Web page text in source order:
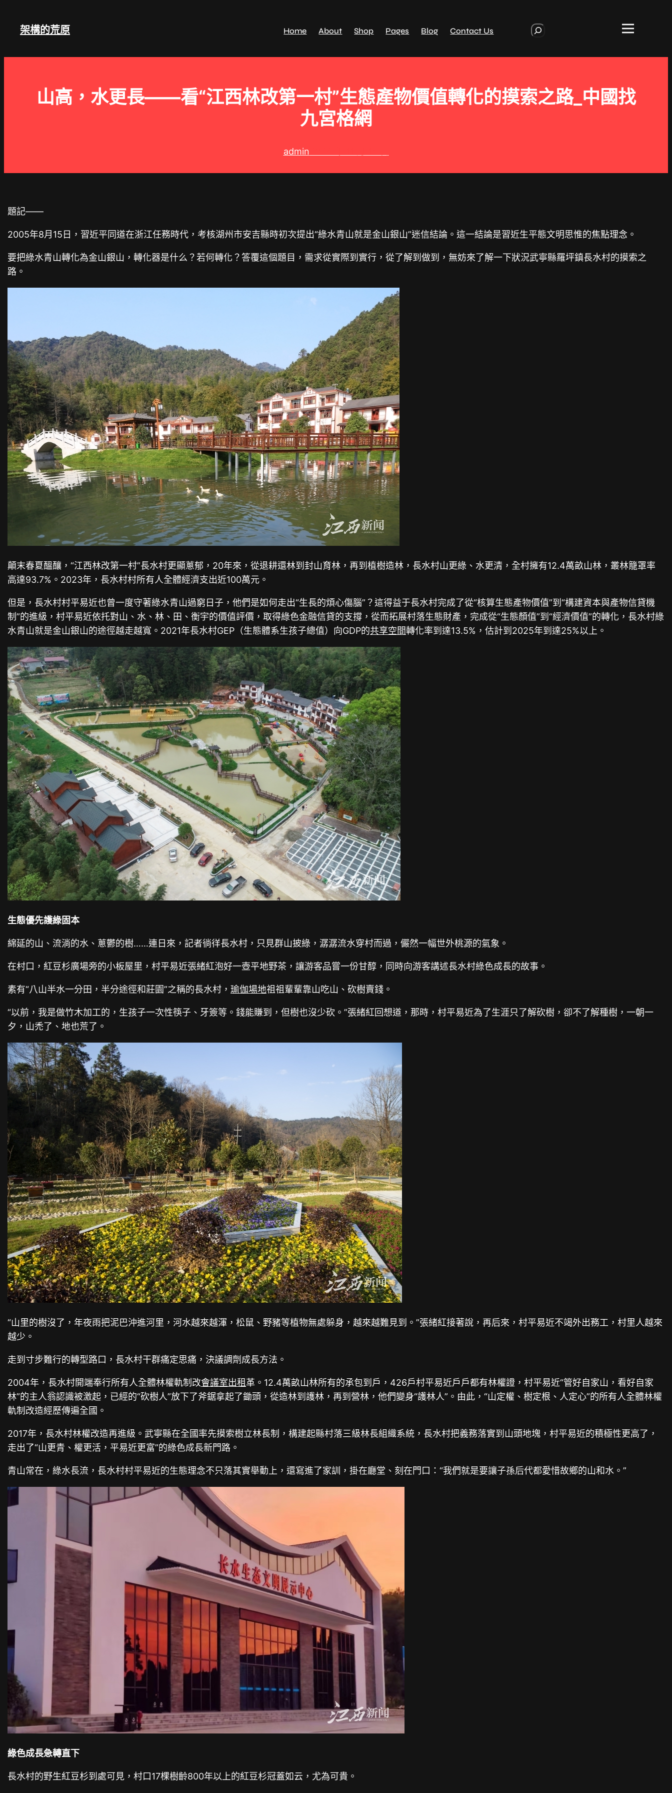
架構的荒原 Home About Shop Pages Blog Contact Us
r
山高，水更長——看“江西林改第一村”生態產物價值轉化的摸索之路_中國找
九宮格網
admin
題記——
2005年8月15日，習近平同道在浙江任務時代，考核湖州市安吉縣時初次提出“綠水青山就是金山銀山”迷信結論。這一結論是習近生平態文明思惟的焦點理念。
要把綠水青山轉化為金山銀山，轉化器是什么？若何轉化？答覆這個題目，需求從實際到實行，從了解到做到，無妨來了解一下狀況武寧縣羅坪鎮長水村的摸索之
路。
顛末春夏醞釀，“江西林改第一村”長水村更顯蔥郁，20年來，從退耕還林到封山育林，再到植樹造林，長水村山更綠、水更清，全村擁有12.4萬畝山林，叢林籠罩率
高達93.7%。2023年，長水村村所有人全體經濟支出近100萬元。
但是，長水村村平易近也曾一度守著綠水青山過窮日子，他們是如何走出“生長的煩心傷腦”？這得益于長水村完成了從“核算生態產物價值”到“構建資本與產物信貸機
制”的進級，村平易近依托對山、水、林、田、衡宇的價值評價，取得綠色金融信貸的支撐，從而拓展村落生態財產，完成從“生態顏值”到“經濟價值”的轉化，長水村綠
水青山就是金山銀山的途徑越走越寬。2021年長水村GEP（生態體系生孩子總值）向GDP的共享空間轉化率到達13.5%，估計到2025年到達25%以上。
生態優先護綠固本
綿延的山、流淌的水、蔥鬱的樹……連日來，記者徜徉長水村，只見群山披綠，潺潺流水穿村而過，儼然一幅世外桃源的氣象。
在村口，紅豆杉廣場旁的小板屋里，村平易近張緒紅泡好一壺平地野茶，讓游客品嘗一份甘醇，同時向游客講述長水村綠色成長的故事。
素有“八山半水一分田，半分途徑和莊園”之稱的長水村，瑜伽場地祖祖輩輩靠山吃山、砍樹賣錢。
“以前，我是做竹木加工的，生孩子一次性筷子、牙簽等。錢能賺到，但樹也沒少砍。”張緒紅回想道，那時，村平易近為了生涯只了解砍樹，卻不了解種樹，一朝一
夕，山禿了、地也荒了。
“山里的樹沒了，年夜雨把泥巴沖進河里，河水越來越渾，松鼠、野豬等植物無處躲身，越來越難見到。”張緒紅接著說，再后來，村平易近不竭外出務工，村里人越來
越少。
走到寸步難行的轉型路口，長水村干群痛定思痛，決議調劑成長方法。
2004年，長水村開端奉行所有人全體林權軌制改會議室出租革。12.4萬畝山林所有的承包到戶，426戶村平易近戶戶都有林權證，村平易近“管好自家山，看好自家
林”的主人翁認識被激起，已經的“砍樹人”放下了斧鋸拿起了鋤頭，從造林到護林，再到營林，他們變身“護林人”。由此，“山定權、樹定根、人定心”的所有人全體林權
軌制改造經歷傳遍全國。
2017年，長水村林權改造再進級。武寧縣在全國率先摸索樹立林長制，構建起縣村落三級林長組織系統，長水村把義務落實到山頭地塊，村平易近的積極性更高了，
走出了“山更青、權更活，平易近更富”的綠色成長新門路。
青山常在，綠水長流，長水村村平易近的生態理念不只落其實舉動上，還寫進了家訓，掛在廳堂、刻在門口：“我們就是要讓子孫后代都愛惜故鄉的山和水。”
綠色成長急轉直下
長水村的野生紅豆杉到處可見，村口17棵樹齡800年以上的紅豆杉冠蓋如云，尤為可貴。